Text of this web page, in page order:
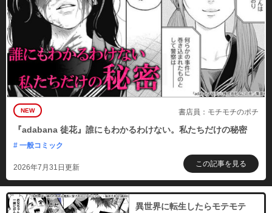
NEW 書店員：モチモチのポチ
『adabana 徒花』誰にもわかるわけない。私たちだけの秘密
# 一般コミック
2026年7月31日更新 この記事を見る
異世界に転生したらモテモテ